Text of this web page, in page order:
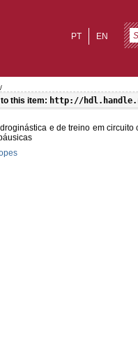
EN
PT
/
this item: http://
e de treino em